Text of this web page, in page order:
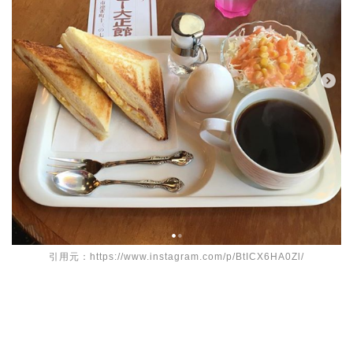
引用元：https://www.instagram.com/p/BtICX6HA0Zl/